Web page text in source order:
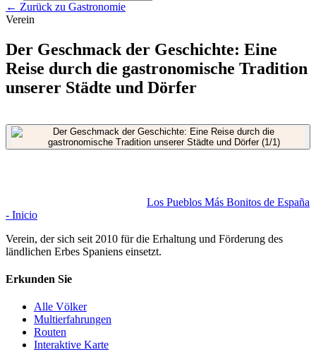
← Zurück zu Gastronomie
Verein
Der Geschmack der Geschichte: Eine
Reise durch die gastronomische Tradition
unserer Städte und Dörfer
Los Pueblos Más Bonitos de España
- Inicio
Verein, der sich seit 2010 für die Erhaltung und Förderung des
ländlichen Erbes Spaniens einsetzt.
Erkunden Sie
Alle Völker
Multierfahrungen
Routen
Interaktive Karte